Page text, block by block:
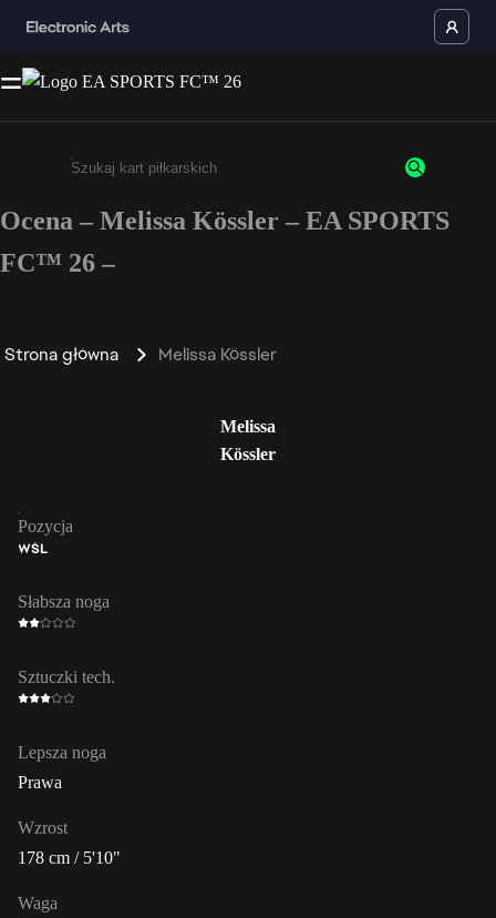
Wpisz co najmniej 3 znaki lub cyfry.
Ocena – Melissa Kössler – EA SPORTS
FC™ 26 –
Strona główna Melissa Kössler
Melissa
Kössler
Pozycja
WŚL
Słabsza noga
Sztuczki tech.
Lepsza noga
Prawa
Wzrost
178 cm / 5'10"
Waga